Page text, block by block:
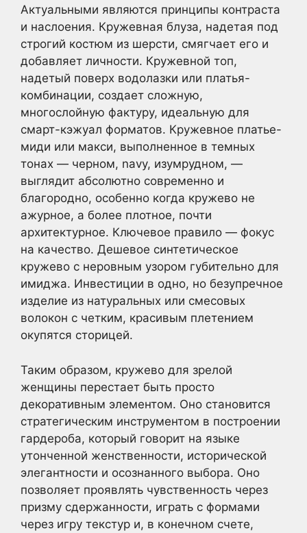
Актуальными являются принципы контраста
и наслоения. Кружевная блуза, надетая под
строгий костюм из шерсти, смягчает его и
добавляет личности. Кружевной топ,
надетый поверх водолазки или платья-
комбинации, создает сложную,
многослойную фактуру, идеальную для
смарт-кэжуал форматов. Кружевное платье-
миди или макси, выполненное в темных
тонах — черном, navy, изумрудном, —
выглядит абсолютно современно и
благородно, особенно когда кружево не
ажурное, а более плотное, почти
архитектурное. Ключевое правило — фокус
на качество. Дешевое синтетическое
кружево с неровным узором губительно для
имиджа. Инвестиции в одно, но безупречное
изделие из натуральных или смесовых
волокон с четким, красивым плетением
окупятся сторицей.
Таким образом, кружево для зрелой
женщины перестает быть просто
декоративным элементом. Оно становится
стратегическим инструментом в построении
гардероба, который говорит на языке
утонченной женственности, исторической
элегантности и осознанного выбора. Оно
позволяет проявлять чувственность через
призму сдержанности, играть с формами
через игру текстур и, в конечном счете,